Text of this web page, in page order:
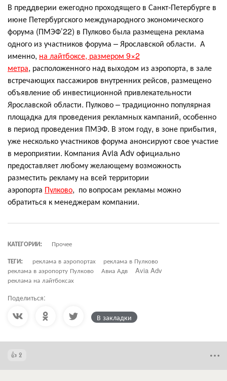
В преддверии ежегодно проходящего в Санкт-Петербурге в
июне Петербургского международного экономического
форума (ПМЭФ’22) в Пулково была размещена реклама
одного из участников форума – Ярославской области. А
именно, на лайтбоксе, размером 9×2
метра, расположенного над выходом из аэропорта, в зале
встречающих пассажиров внутренних рейсов, размещено
объявление об инвестиционной привлекательности
Ярославской области. Пулково – традиционно популярная
площадка для проведения рекламных кампаний, особенно
в период проведения ПМЭФ. В этом году, в зоне прибытия,
уже несколько участников форума анонсируют свое участие
в мероприятии. Компания Avia Adv официально
предоставляет любому желающему возможность
разместить рекламу на всей территории
аэропорта Пулково, по вопросам рекламы можно
обратиться к менеджерам компании.
КАТЕГОРИИ:
Прочее
ТЕГИ:
реклама в аэропортах
реклама в Пулково
реклама в аэропорту Пулково
Авиа Адв
Avia Adv
реклама на лайтбоксах
Поделиться:
В закладки
2